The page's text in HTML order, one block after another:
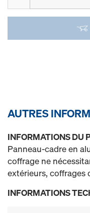
AUTRES
INFORMATIONS DU
Panneau-cadre en
coffrage ne
extérieurs, coffrages
INFORMATIONS